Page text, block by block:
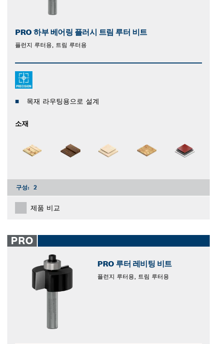
PRO 하부 베어링 플러시 트림 루터 비트
플런지 루터용, 트림 루터용
목재 라우팅용으로 설계
소재
구성: 2
제품 비교
PRO
PRO 루터 레비팅 비트
플런지 루터용, 트림 루터용